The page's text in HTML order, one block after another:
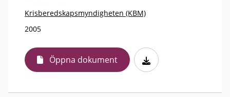
Krisberedskapsmyndigheten (KBM)
2005
Öppna dokument